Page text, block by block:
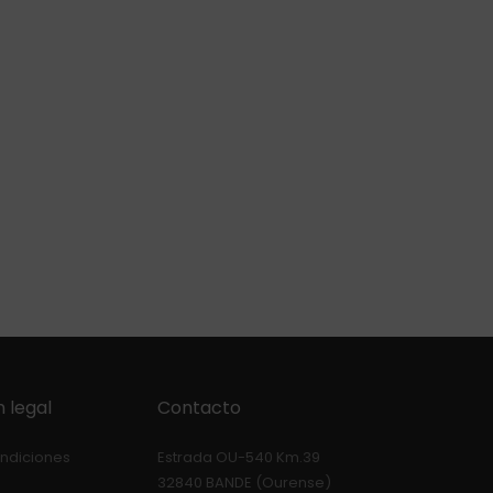
legal Contacto
Estrada OU-540 Km.39
32840 BANDE (Ourense)